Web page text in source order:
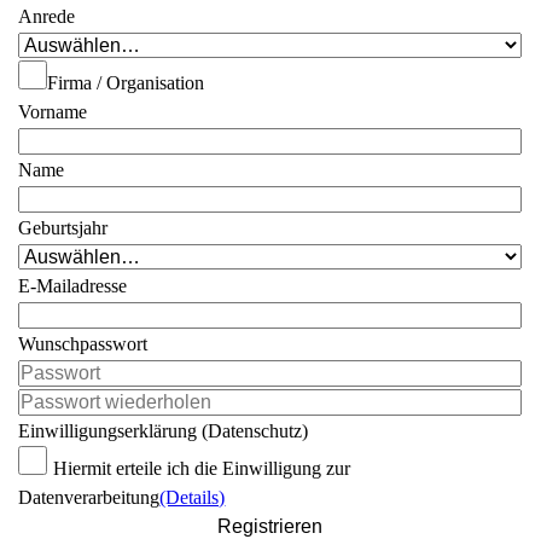
Anrede
Firma / Organisation
Vorname
Name
Geburtsjahr
E-Mailadresse
Wunschpasswort
Einwilligungserklärung (Datenschutz)
Hiermit erteile ich die Einwilligung zur
Datenverarbeitung(Details)
Registrieren